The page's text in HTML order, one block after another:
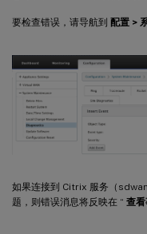
要检查错误，请导航到 配置 >
如果连接到 Citrix 服务（
题，则错误消息将反映在 “ 查